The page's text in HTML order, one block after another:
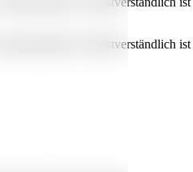
Selbstverständlich